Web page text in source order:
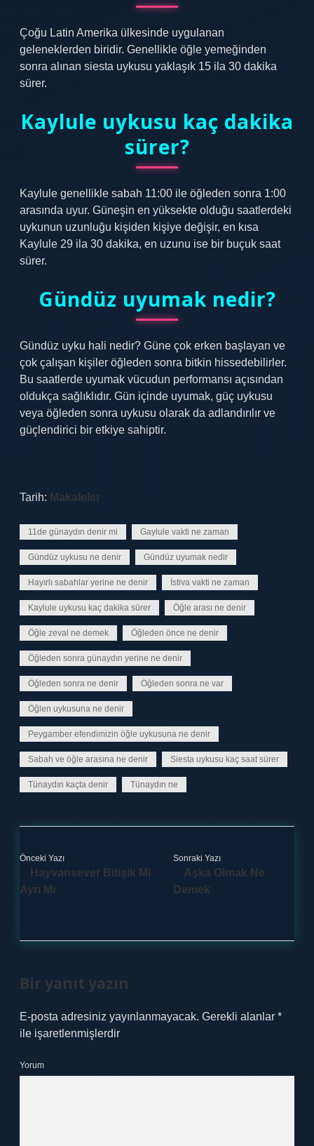
Çoğu Latin Amerika ülkesinde uygulanan
geleneklerden biridir. Genellikle öğle yemeğinden
sonra alınan siesta uykusu yaklaşık 15 ila 30 dakika
sürer.
Kaylule uykusu kaç dakika
sürer?
Kaylule genellikle sabah 11:00 ile öğleden sonra 1:00
arasında uyur. Güneşin en yüksekte olduğu saatlerdeki
uykunun uzunluğu kişiden kişiye değişir, en kısa
Kaylule 29 ila 30 dakika, en uzunu ise bir buçuk saat
sürer.
Gündüz uyumak nedir?
Gündüz uyku hali nedir? Güne çok erken başlayan ve
çok çalışan kişiler öğleden sonra bitkin hissedebilirler.
Bu saatlerde uyumak vücudun performansı açısından
oldukça sağlıklıdır. Gün içinde uyumak, güç uykusu
veya öğleden sonra uykusu olarak da adlandırılır ve
güçlendirici bir etkiye sahiptir.
Tarih: Makaleler
11de günaydın denir mi Gaylule vakti ne zaman
Gündüz uykusu ne denir Gündüz uyumak nedir
Hayırlı sabahlar yerine ne denir İstiva vakti ne zaman
Kaylule uykusu kaç dakika sürer Öğle arası ne denir
Öğle zeval ne demek Öğleden önce ne denir
Öğleden sonra günaydın yerine ne denir
Öğleden sonra ne denir Öğleden sonra ne var
Öğlen uykusuna ne denir
Peygamber efendimizin öğle uykusuna ne denir
Sabah ve öğle arasına ne denir Siesta uykusu kaç saat sürer
Tünaydın kaçta denir Tünaydın ne
Önceki Yazı
Hayvansever Bitişik Mi
Ayrı Mı
Sonraki Yazı
Aşka Olmak Ne
Demek
Bir yanıt yazın
E-posta adresiniz yayınlanmayacak. Gerekli alanlar *
ile işaretlenmişlerdir
Yorum